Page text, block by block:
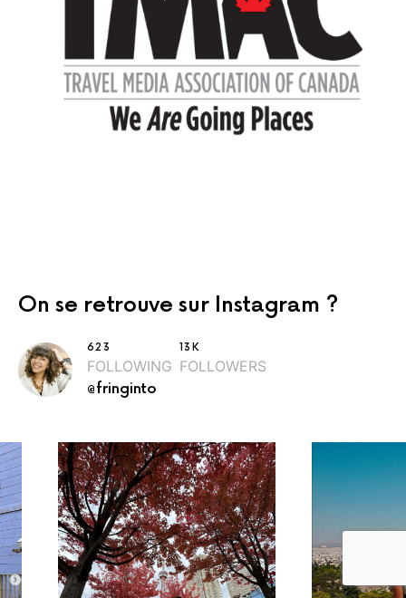
On se retrouve sur Instagram ?
623
FOLLOWING
13K
FOLLOWERS
@fringinto